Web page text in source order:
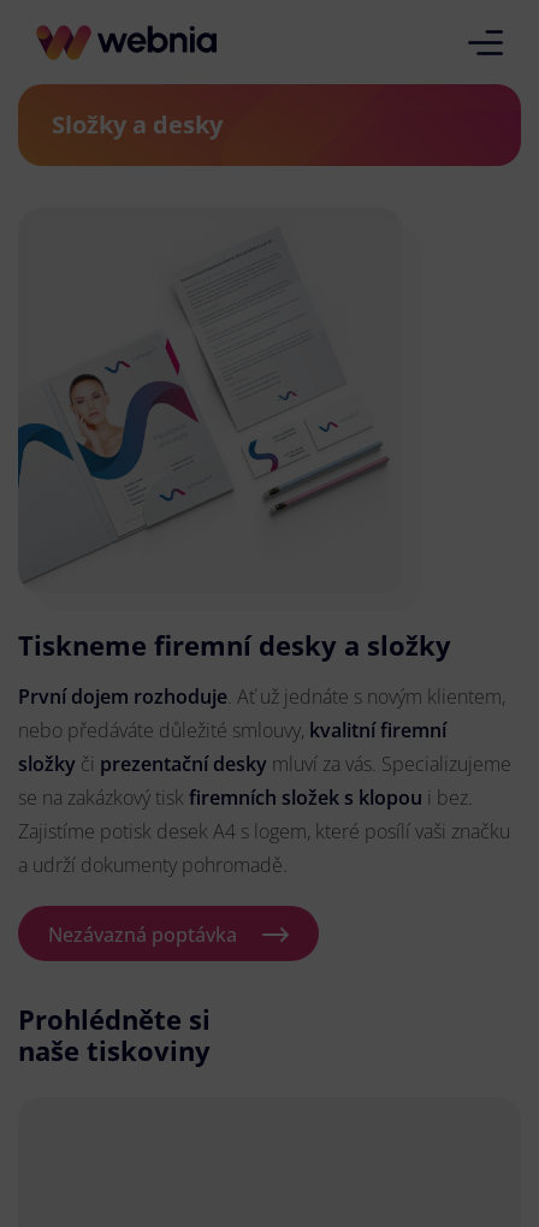
Složky a desky
Tiskneme firemní desky a složky
První dojem rozhoduje. Ať už jednáte s novým klientem,
nebo předáváte důležité smlouvy, kvalitní firemní
složky či prezentační desky mluví za vás. Specializujeme
se na zakázkový tisk firemních složek s klopou i bez.
Zajistíme potisk desek A4 s logem, které posílí vaši značku
a udrží dokumenty pohromadě.
Nezávazná poptávka
Prohlédněte si
naše tiskoviny